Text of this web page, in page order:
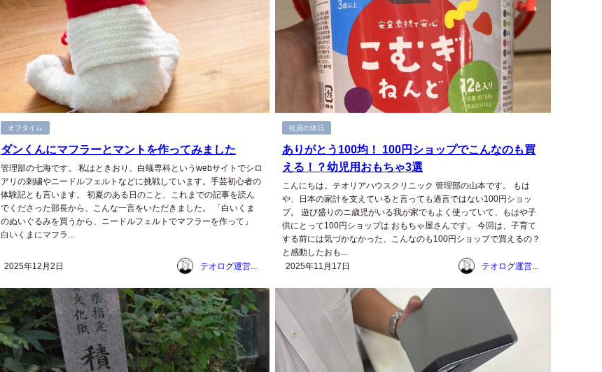
オフタイム
ダンくんにマフラーとマントを作ってみました
管理部の七海です。 私はときおり、白蟻専科というwebサイトでシロ
アリの刺繍やニードルフェルトなどに挑戦しています。手芸初心者の
体験記とも言います。 初夏のある日のこと、これまでの記事を読ん
でくださった部長から、こんな一言をいただきました。 「白いくま
のぬいぐるみを買うから、ニードルフェルトでマフラーを作って」
白いくまにマフラ...
2025年12月2日 テオログ運営チーム
社員の休日
ありがとう100均！ 100円ショップでこんなのも買
える！？幼児用おもちゃ3選
こんにちは。テオリアハウスクリニック 管理部の山本です。 もは
や、日本の家計を支えていると言っても過言ではない100円ショッ
プ。 遊び盛りのニ歳児がいる我が家でもよく使っていて、もはや子
供にとって100円ショップは おもちゃ屋さんです。 今回は、子育て
する前には気づかなかった、こんなのも100円ショップで買えるの？
と感動したおも...
2025年11月17日
テオログ運営チーム